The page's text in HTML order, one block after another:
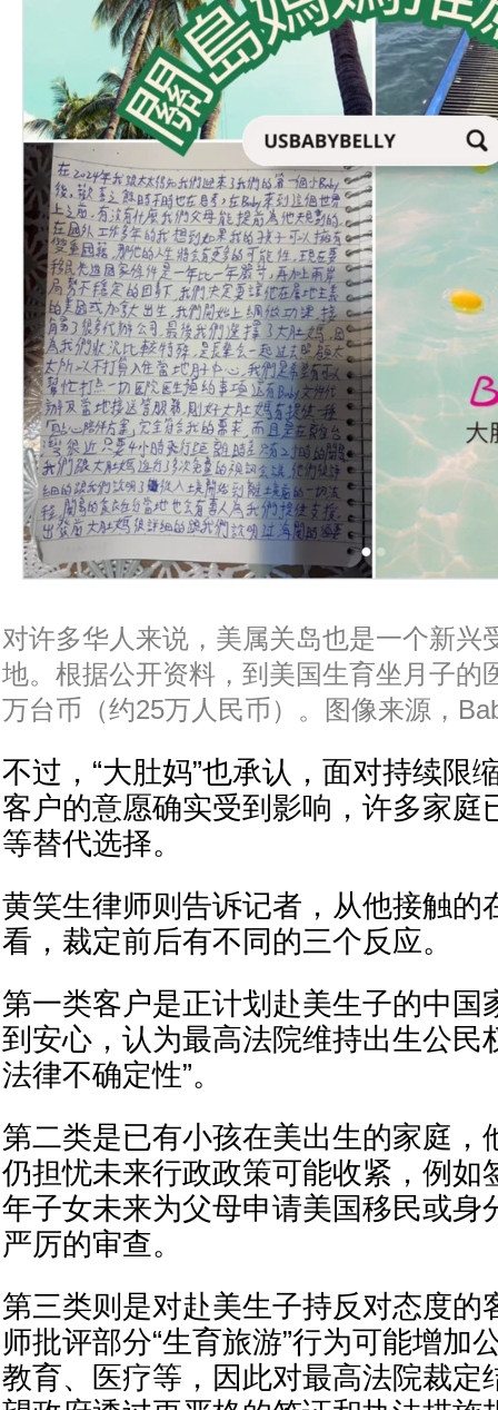
对许多华人来说，美属关岛也是一个新兴
地。根据公开资料，到美国生育坐月子的
万台币（约25万人民币）。图像来源，
不过，“大肚妈”也承认，面对持续限
客户的意愿确实受到影响，许多家庭
等替代选择。
黄笑生律师则告诉记者，从他接触的
看，裁定前后有不同的三个反应。
第一类客户是正计划赴美生子的中国
到安心，认为最高法院维持出生公民
法律不确定性”。
第二类是已有小孩在美出生的家庭，
仍担忧未来行政政策可能收紧，例如
年子女未来为父母申请美国移民或身
严厉的审查。
第三类则是对赴美生子持反对态度的
师批评部分“生育旅游”行为可能增加
教育、医疗等，因此对最高法院裁定